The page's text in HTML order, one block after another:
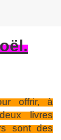
offrir, à
livres
sont des